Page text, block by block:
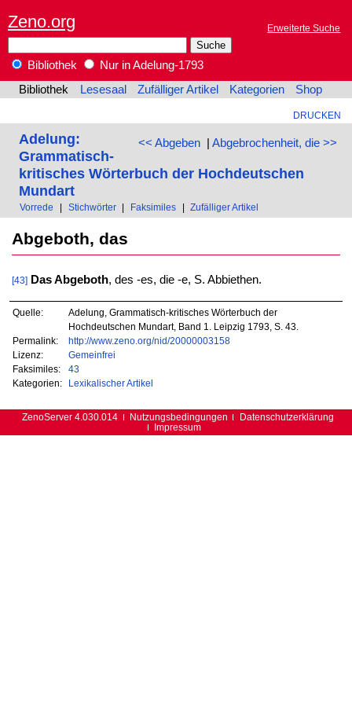
Zeno.org Erweiterte Suche
Bibliothek
Nur in Adelung-1793
Bibliothek
Lesesaal Zufälliger Artikel Kategorien Shop
DRUCKEN
<< Abgeben| Abgebrochenheit, die >>
Adelung:
Grammatisch-
kritisches Wörterbuch der Hochdeutschen
Mundart
Vorrede Stichwörter Faksimiles Zufälliger Artikel
Abgeboth, das
[43] Das Abgeboth, des -es, die -e, S. Abbiethen.
Quelle:
Adelung, Grammatisch-kritisches Wörterbuch der
Hochdeutschen Mundart, Band 1. Leipzig 1793, S. 43.
Permalink:
http://www.zeno.org/nid/20000003158
Lizenz:
Gemeinfrei
Faksimiles:
43
Kategorien:
Lexikalischer Artikel
ZenoServer 4.030.014 Nutzungsbedingungen
Datenschutzerklärung
Impressum